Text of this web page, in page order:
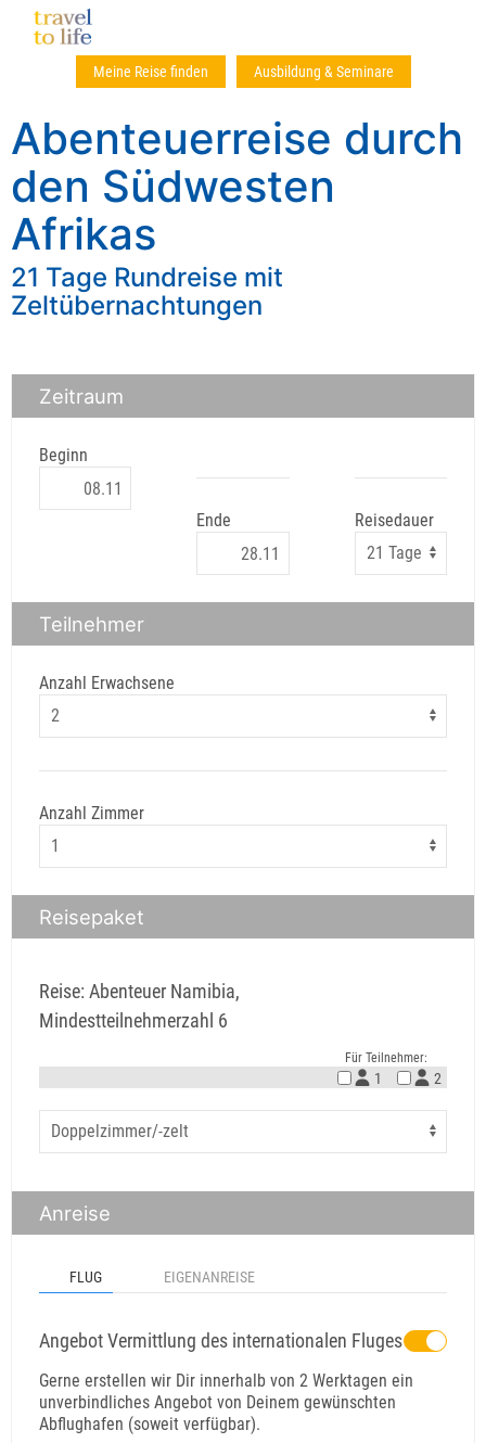
Meine Reise finden Ausbildung & Seminare
Abenteuerreise durch
den Südwesten
Afrikas
21 Tage Rundreise mit
Zeltübernachtungen
Zeitraum
Beginn
Ende Reisedauer
Teilnehmer
Anzahl Erwachsene
Anzahl Zimmer
Reisepaket
Reise: Abenteuer Namibia,
Mindestteilnehmerzahl 6
Für Teilnehmer:
1 2
Anreise
FLUG EIGENANREISE
Angebot Vermittlung des internationalen Fluges
Gerne erstellen wir Dir innerhalb von 2 Werktagen ein
unverbindliches Angebot von Deinem gewünschten
Abflughafen (soweit verfügbar).